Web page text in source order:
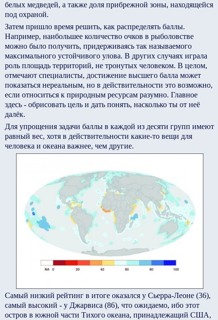
белых медведей, а также доля прибрежной зоны, находящейся
под охраной.
Затем пришло время решить, как распределять баллы.
Например, наибольшее количество очков в рыболовстве
можно было получить, придерживаясь так называемого
максимального устойчивого улова. В других случаях играла
роль площадь территорий, не тронутых человеком. В целом,
отмечают специалисты, достижение высшего балла может
показаться нереальным, но в действительности это возможно,
если относиться к природным ресурсам разумно. Главное
здесь - обрисовать цель и дать понять, насколько ты от неё
далёк.
Для упрощения задачи баллы в каждой из десяти групп имеют
равный вес, хотя в действительности какие-то вещи для
человека и океана важнее, чем другие.
Самый низкий рейтинг в итоге оказался у Сьерра-Леоне (36),
самый высокий - у Джарвиса (86), что ожидаемо, ибо этот
остров в южной части Тихого океана, принадлежащий США,